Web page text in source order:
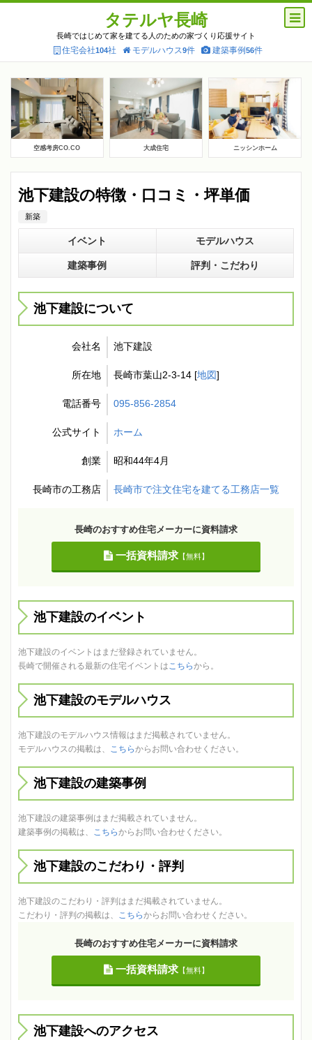
タテルヤ長崎
長崎ではじめて家を建てる人のための家づくり応援サイト
住宅会社104社 モデルハウス9件 建築事例56件
空感考房CO.CO 大成住宅 ニッシンホーム
池下建設の特徴・口コミ・坪単価
新築
イベント モデルハウス
建築事例 評判・こだわり
池下建設について
会社名 池下建設
所在地 長崎市葉山2-3-14 [地図]
電話番号 095-856-2854
公式サイト ホーム
創業 昭和44年4月
長崎市の工務店 長崎市で注文住宅を建てる工務店一覧
長崎のおすすめ住宅メーカーに資料請求
一括資料請求【無料】
池下建設のイベント
池下建設のイベントはまだ登録されていません。
長崎で開催される最新の住宅イベントは こちらから。
池下建設のモデルハウス
池下建設のモデルハウス情報はまだ掲載されていません。
モデルハウスの掲載は、
こちらからお問い合わせください。
池下建設の建築事例
池下建設の建築事例はまだ掲載されていません。
建築事例の掲載は、
こちらからお問い合わせください。
池下建設のこだわり・評判
池下建設のこだわり・評判はまだ掲載されていません。
こだわり・評判の掲載は、
こちらからお問い合わせください。
長崎のおすすめ住宅メーカーに資料請求
一括資料請求【無料】
池下建設へのアクセス